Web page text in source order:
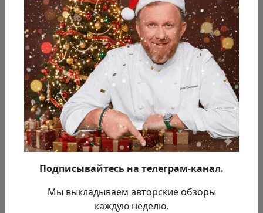
Картошку прижарили, добавляем к ней
морковь, лук и петрушку.
Подписывайтесь на телеграм-канал.
Мы выкладываем авторские обзоры
каждую неделю.